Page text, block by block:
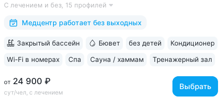
Победитель международной премии The World Luxury Awards.
Премия «Вояж» за лучший велнес-проект...
С лечением и без, 15 профилей
Медцентр работает без выходных
от 24 900 ₽
сут/чел, с лечением
Выбрать
Закрытый бассейн Бювет без детей Кондиционер
Wi-Fi в номерах Спа Сауна / хаммам Тренажерный зал